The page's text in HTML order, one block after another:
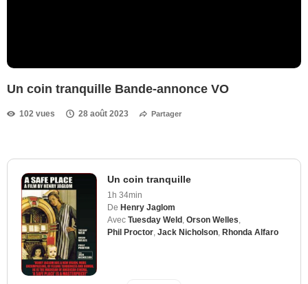
Un coin tranquille Bande-annonce VO
102 vues 28 août 2023 Partager
Un coin tranquille
1h 34min
De Henry Jaglom
Avec Tuesday Weld Orson Welles
Phil Proctor Jack Nicholson Rhonda Alfaro